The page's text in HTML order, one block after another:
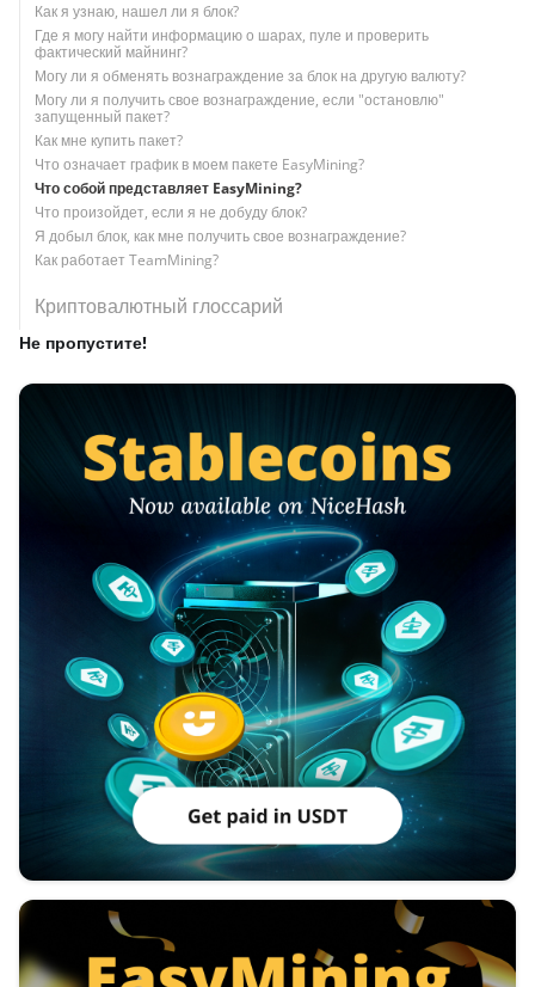
Как я узнаю, нашел ли я блок?
Где я могу найти информацию о шарах, пуле и проверить
фактический майнинг?
Могу ли я обменять вознаграждение за блок на другую валюту?
Могу ли я получить свое вознаграждение, если "остановлю"
запущенный пакет?
Как мне купить пакет?
Что означает график в моем пакете EasyMining?
Что собой представляет EasyMining?
Что произойдет, если я не добуду блок?
Я добыл блок, как мне получить свое вознаграждение?
Как работает TeamMining?
Криптовалютный глоссарий
Не пропустите!